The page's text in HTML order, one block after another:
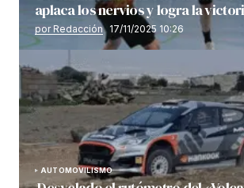
aplaca los nervios y logra la
por Redacción 17/11/2025 10:26
AUTOMOVILISMO